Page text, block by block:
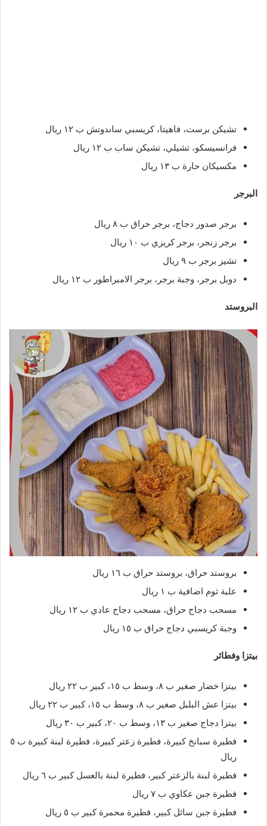
تشيكن برست، فاهيتا، كريسبي ساندوتش ب ١٢ ريال
فرانسيسكو، تشيلي، تشيكن ساب ب ١٢ ريال
مكسيكان حارة ب ١٣ ريال
البرجر
برجر صدور دجاج، برجر حراق ب ٨ ريال
برجر زنجر، برجر كريزي ب ١٠ ريال
تشيز برجر ب ٩ ريال
دوبل برجر، وجبة برجر، برجر الامبراطور ب ١٢ ريال
البروستد
بروستد حراق، بروستد حراق ب ١٦ ريال
علبة ثوم اضافية ب ١ ريال
مسحب دجاج حراق، مسحب دجاج عادي ب ١٢ ريال
وجبة كريسبي دجاج حراق ب ١٥ ريال
بيتزا وفطائر
بيتزا خضار صغير ب ٨، وسط ب ١٥، كبير ب ٢٢ ريال
بيتزا عش البلبل صغير ب ٨، وسط ب ١٥، كبير ب ٢٢ ريال
بيتزا دجاج صغير ب ١٣، وسط ب ٢٠، كبير ب ٣٠ ريال
فطيرة سبانخ كبيرة، فطيرة زعتر كبيرة، فطيرة لبنة كبيرة ب ٥
ريال
فطيرة لبنة بالزعتر كبير، فطيرة لبنة بالعسل كبير ب ٦ ريال
فطيرة جبن عكاوي ب ٧ ريال
فطيرة جبن سائل كبير، فطيرة محمرة كبير ب ٥ ريال